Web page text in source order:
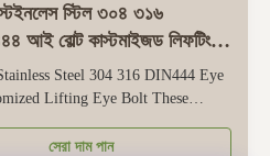
স্টিল ৩০৪ ৩১৬
আই বোল্ট কাস্টমাইজড লিফটিং
Steel 304 316 DIN444 Eye
Lifting Eye Bolt These
industrial, commercial, and
সেরা দাম পান